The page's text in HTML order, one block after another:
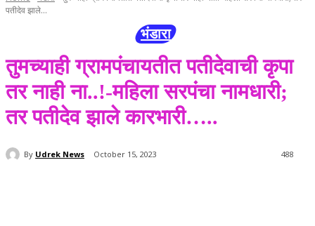
पतीदेव झाले...
भंडारा
तुमच्याही ग्रामपंचायतीत पतीदेवाची कृपा
तर नाही ना..!-महिला सरपंचा नामधारी;
तर पतीदेव झाले कारभारी…..
By Udrek News October 15, 2023 488